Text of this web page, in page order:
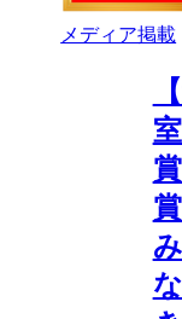
メディア掲載